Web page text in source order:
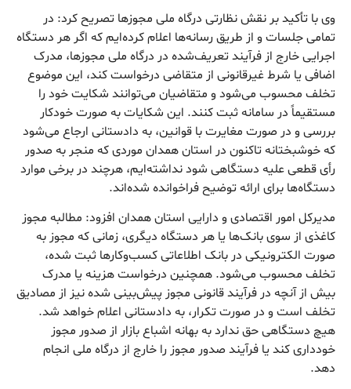
وی با تأکید بر نقش نظارتی درگاه ملی مجوزها تصریح کرد: در
تمامی جلسات و از طریق رسانه‌ها اعلام کرده‌ایم که اگر هر دستگاه
اجرایی خارج از فرآیند تعریف‌شده در درگاه ملی مجوزها، مدرک
اضافی یا شرط غیرقانونی از متقاضی درخواست کند، این موضوع
تخلف محسوب می‌شود و متقاضیان می‌توانند شکایت خود را
مستقیماً در سامانه ثبت کنند. این شکایات به صورت خودکار
بررسی و در صورت مغایرت با قوانین، به دادستانی ارجاع می‌شود
که خوشبختانه تاکنون در استان همدان موردی که منجر به صدور
رأی قطعی علیه دستگاهی شود نداشته‌ایم، هرچند در برخی موارد
دستگاه‌ها برای ارائه توضیح فراخوانده شده‌اند.
مدیرکل امور اقتصادی و دارایی استان همدان افزود: مطالبه مجوز
کاغذی از سوی بانک‌ها یا هر دستگاه دیگری، زمانی که مجوز به
صورت الکترونیکی در بانک اطلاعاتی کسب‌وکارها ثبت شده،
تخلف محسوب می‌شود. همچنین درخواست هزینه یا مدرک
بیش از آنچه در فرآیند قانونی مجوز پیش‌بینی شده نیز از مصادیق
تخلف است و در صورت تکرار، به دادستانی اعلام خواهد شد.
هیچ دستگاهی حق ندارد به بهانه اشباع بازار از صدور مجوز
خودداری کند یا فرآیند صدور مجوز را خارج از درگاه ملی انجام
دهد.